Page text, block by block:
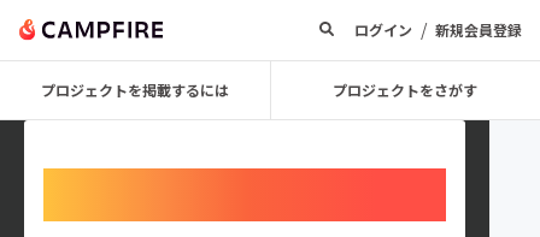
ログイン / 新規会員登録
プロジェクトを掲載するには プロジェクトをさがす